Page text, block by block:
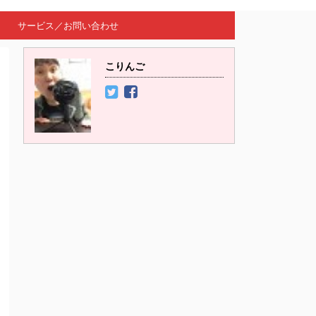
サービス／お問い合わせ
こりんご